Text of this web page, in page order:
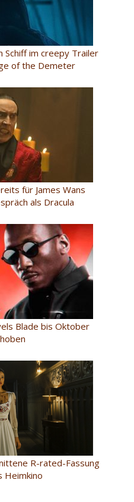
Schiff im creepy Trailer
of the Demeter
für James Wans
als Dracula
Blade bis Oktober
R-rated-Fassung
Heimkino